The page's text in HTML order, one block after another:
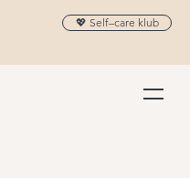
💖 Self–care klub